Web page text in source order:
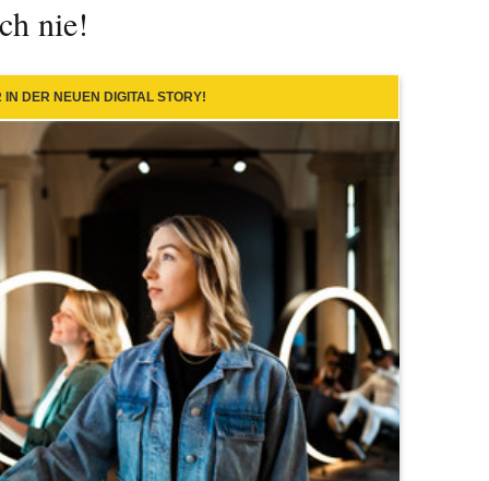
nie!
DER NEUEN DIGITAL STORY!